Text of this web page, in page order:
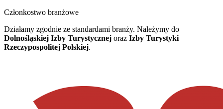
Członkostwo branżowe
Działamy zgodnie ze standardami branży. Należymy do
Dolnośląskiej Izby Turystycznej oraz Izby Turystyki
Rzeczypospolitej Polskiej.